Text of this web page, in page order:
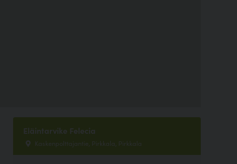
Eläintarvike Felecia
Kaskenpolttajantie, Pirkkala, Pirkkala